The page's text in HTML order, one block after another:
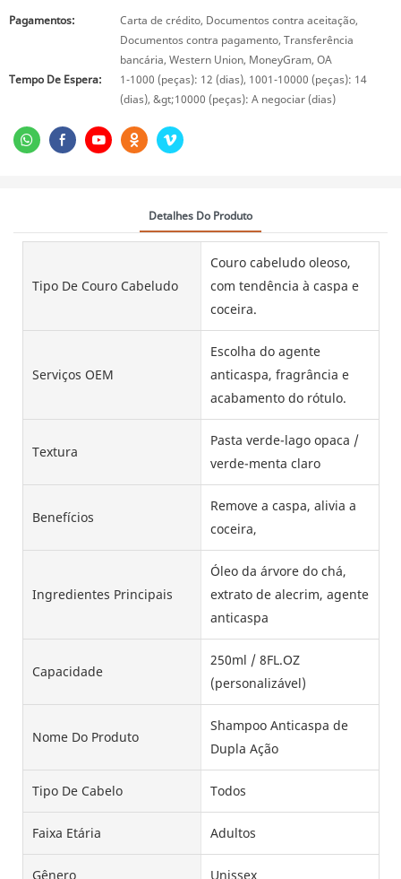
Pagamentos:
Carta de crédito, Documentos contra aceitação,
Documentos contra pagamento, Transferência
bancária, Western Union, MoneyGram, OA
Tempo De Espera:
1-1000 (peças): 12 (dias), 1001-10000 (peças): 14
(dias), &gt;10000 (peças): A negociar (dias)
Detalhes Do Produto
Tipo De Couro Cabeludo
Couro cabeludo oleoso,
com tendência à caspa e
coceira.
Serviços OEM
Escolha do agente
anticaspa, fragrância e
acabamento do rótulo.
Textura
Pasta verde-lago opaca /
verde-menta claro
Benefícios
Remove a caspa, alivia a
coceira,
Ingredientes Principais
Óleo da árvore do chá,
extrato de alecrim, agente
anticaspa
Capacidade
250ml / 8FL.OZ
(personalizável)
Nome Do Produto
Shampoo Anticaspa de
Dupla Ação
Tipo De Cabelo Todos
Faixa Etária Adultos
Gênero Unissex